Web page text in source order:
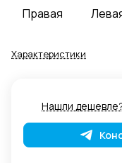
Правая
Характеристики
Нашли